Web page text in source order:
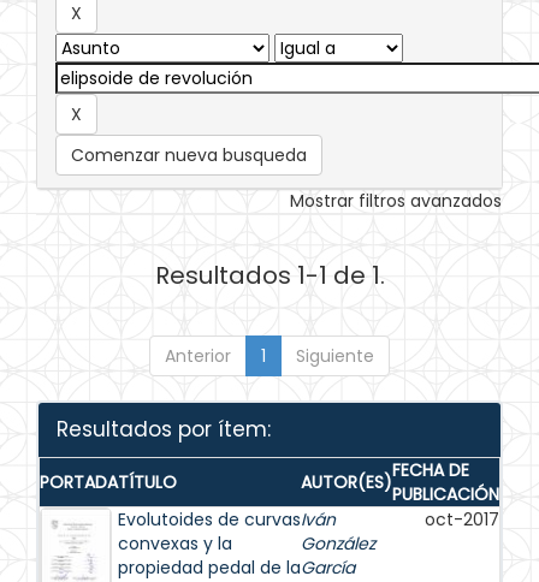
Comenzar nueva busqueda
Mostrar filtros avanzados
Resultados 1-1 de 1.
Anterior 1 Siguiente
Resultados por ítem:
PORTADATÍTULO AUTOR(ES)FECHA DE
PUBLICACIÓN
Evolutoides de curvas
convexas y la
propiedad pedal de la
Iván
González
García
oct-2017